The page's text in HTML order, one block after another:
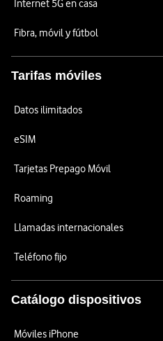
Internet 5G en casa
Fibra, móvil y fútbol
Tarifas móviles
Datos ilimitados
eSIM
Tarjetas Prepago Móvil
Roaming
Llamadas internacionales
Teléfono fijo
Catálogo dispositivos
Móviles iPhone